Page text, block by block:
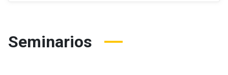
Seminarios